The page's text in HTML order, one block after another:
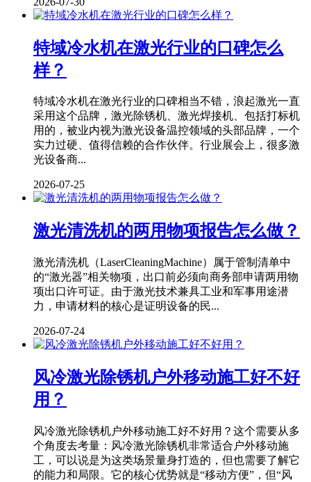
特域冷水机在激光行业的口碑怎么
样？
特域冷水机在激光行业的口碑相当不错，浪起激光一直
采用这个品牌，激光除锈机、激光焊接机、包括打标机
用的，被业内视为激光设备温控领域的头部品牌，一个
实力过硬、值得信赖的合作伙伴。行业展会上，很多激
光设备商...
2026-07-25
激光清洗机的两用物项报告怎么做？
激光清洗机（LaserCleaningMachine）属于管制清单中
的“激光器”相关物项，出口前必须向商务部申请两用物
项出口许可证。由于激光技术兼具工业和军事用途潜
力，申请材料的核心是证明设备的民...
2026-07-24
风冷激光除锈机户外移动施工好不好
用？
风冷激光除锈机户外移动施工好不好用？这个需要从多
个角度去考量：风冷激光除锈机非常适合户外移动施
工，可以说是为这类场景量身打造的，但也需要了解它
的能力和局限。它的核心优势就是“移动方便”，但“风